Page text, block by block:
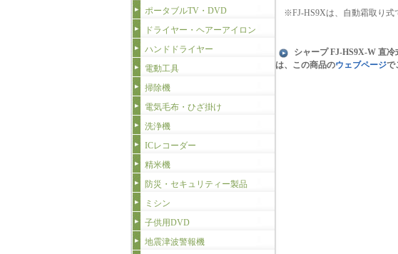
ポータブルTV・DVD
ドライヤー・ヘアーアイロン
ハンドドライヤー
電動工具
掃除機
電気毛布・ひざ掛け
洗浄機
ICレコーダー
精米機
防災・セキュリティー製品
ミシン
子供用DVD
地震津波警報機
※FJ-HS9Xは、自動霜取り式
シャープ FJ-HS9X-W 直
は、この商品のウェブページで